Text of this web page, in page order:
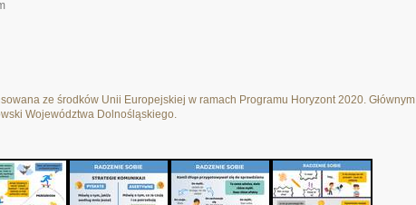
ze środków Unii Europejskiej w ramach Programu Horyzont 2020. Głównym
Województwa Dolnośląskiego.